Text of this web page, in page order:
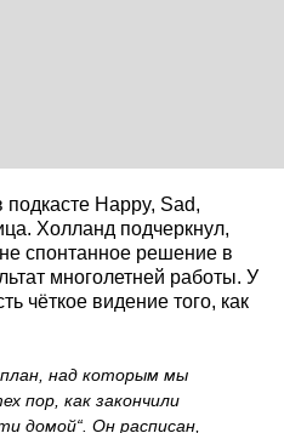
подкасте Happy, Sad,
Холланд подчеркнул,
спонтанное решение в
многолетней работы. У
чёткое видение того, как
над которым мы
пор, как закончили
домой“. Он расписан,